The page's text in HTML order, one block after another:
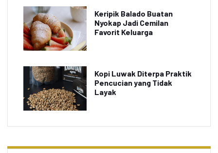
Keripik Balado Buatan
Nyokap Jadi Cemilan
Favorit Keluarga
Kopi Luwak Diterpa Praktik
Pencucian yang Tidak
Layak